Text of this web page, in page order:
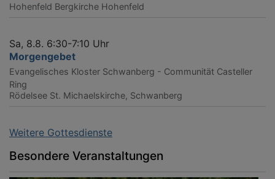
Hohenfeld Bergkirche Hohenfeld
Sa, 8.8. 6:30-7:10 Uhr
Morgengebet
Evangelisches Kloster Schwanberg - Communität Casteller
Ring
Rödelsee St. Michaelskirche, Schwanberg
Weitere Gottesdienste
Besondere Veranstaltungen